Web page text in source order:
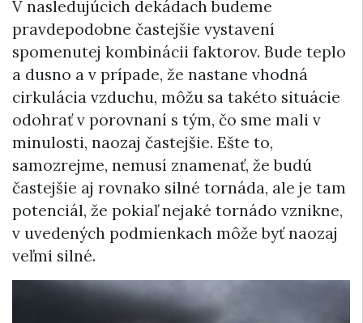
V nasledujúcich dekádach budeme
pravdepodobne častejšie vystavení
spomenutej kombinácii faktorov. Bude teplo
a dusno a v prípade, že nastane vhodná
cirkulácia vzduchu, môžu sa takéto situácie
odohrať v porovnaní s tým, čo sme mali v
minulosti, naozaj častejšie. Ešte to,
samozrejme, nemusí znamenať, že budú
častejšie aj rovnako silné tornáda, ale je tam
potenciál, že pokiaľ nejaké tornádo vznikne,
v uvedených podmienkach môže byť naozaj
veľmi silné.